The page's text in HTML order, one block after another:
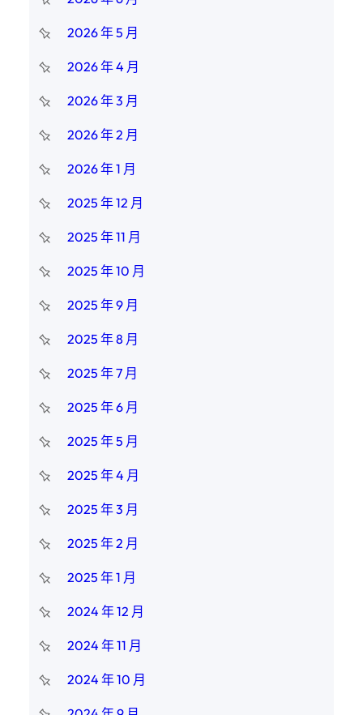
2026 年 5 月
2026 年 4 月
2026 年 3 月
2026 年 2 月
2026 年 1 月
2025 年 12 月
2025 年 11 月
2025 年 10 月
2025 年 9 月
2025 年 8 月
2025 年 7 月
2025 年 6 月
2025 年 5 月
2025 年 4 月
2025 年 3 月
2025 年 2 月
2025 年 1 月
2024 年 12 月
2024 年 11 月
2024 年 10 月